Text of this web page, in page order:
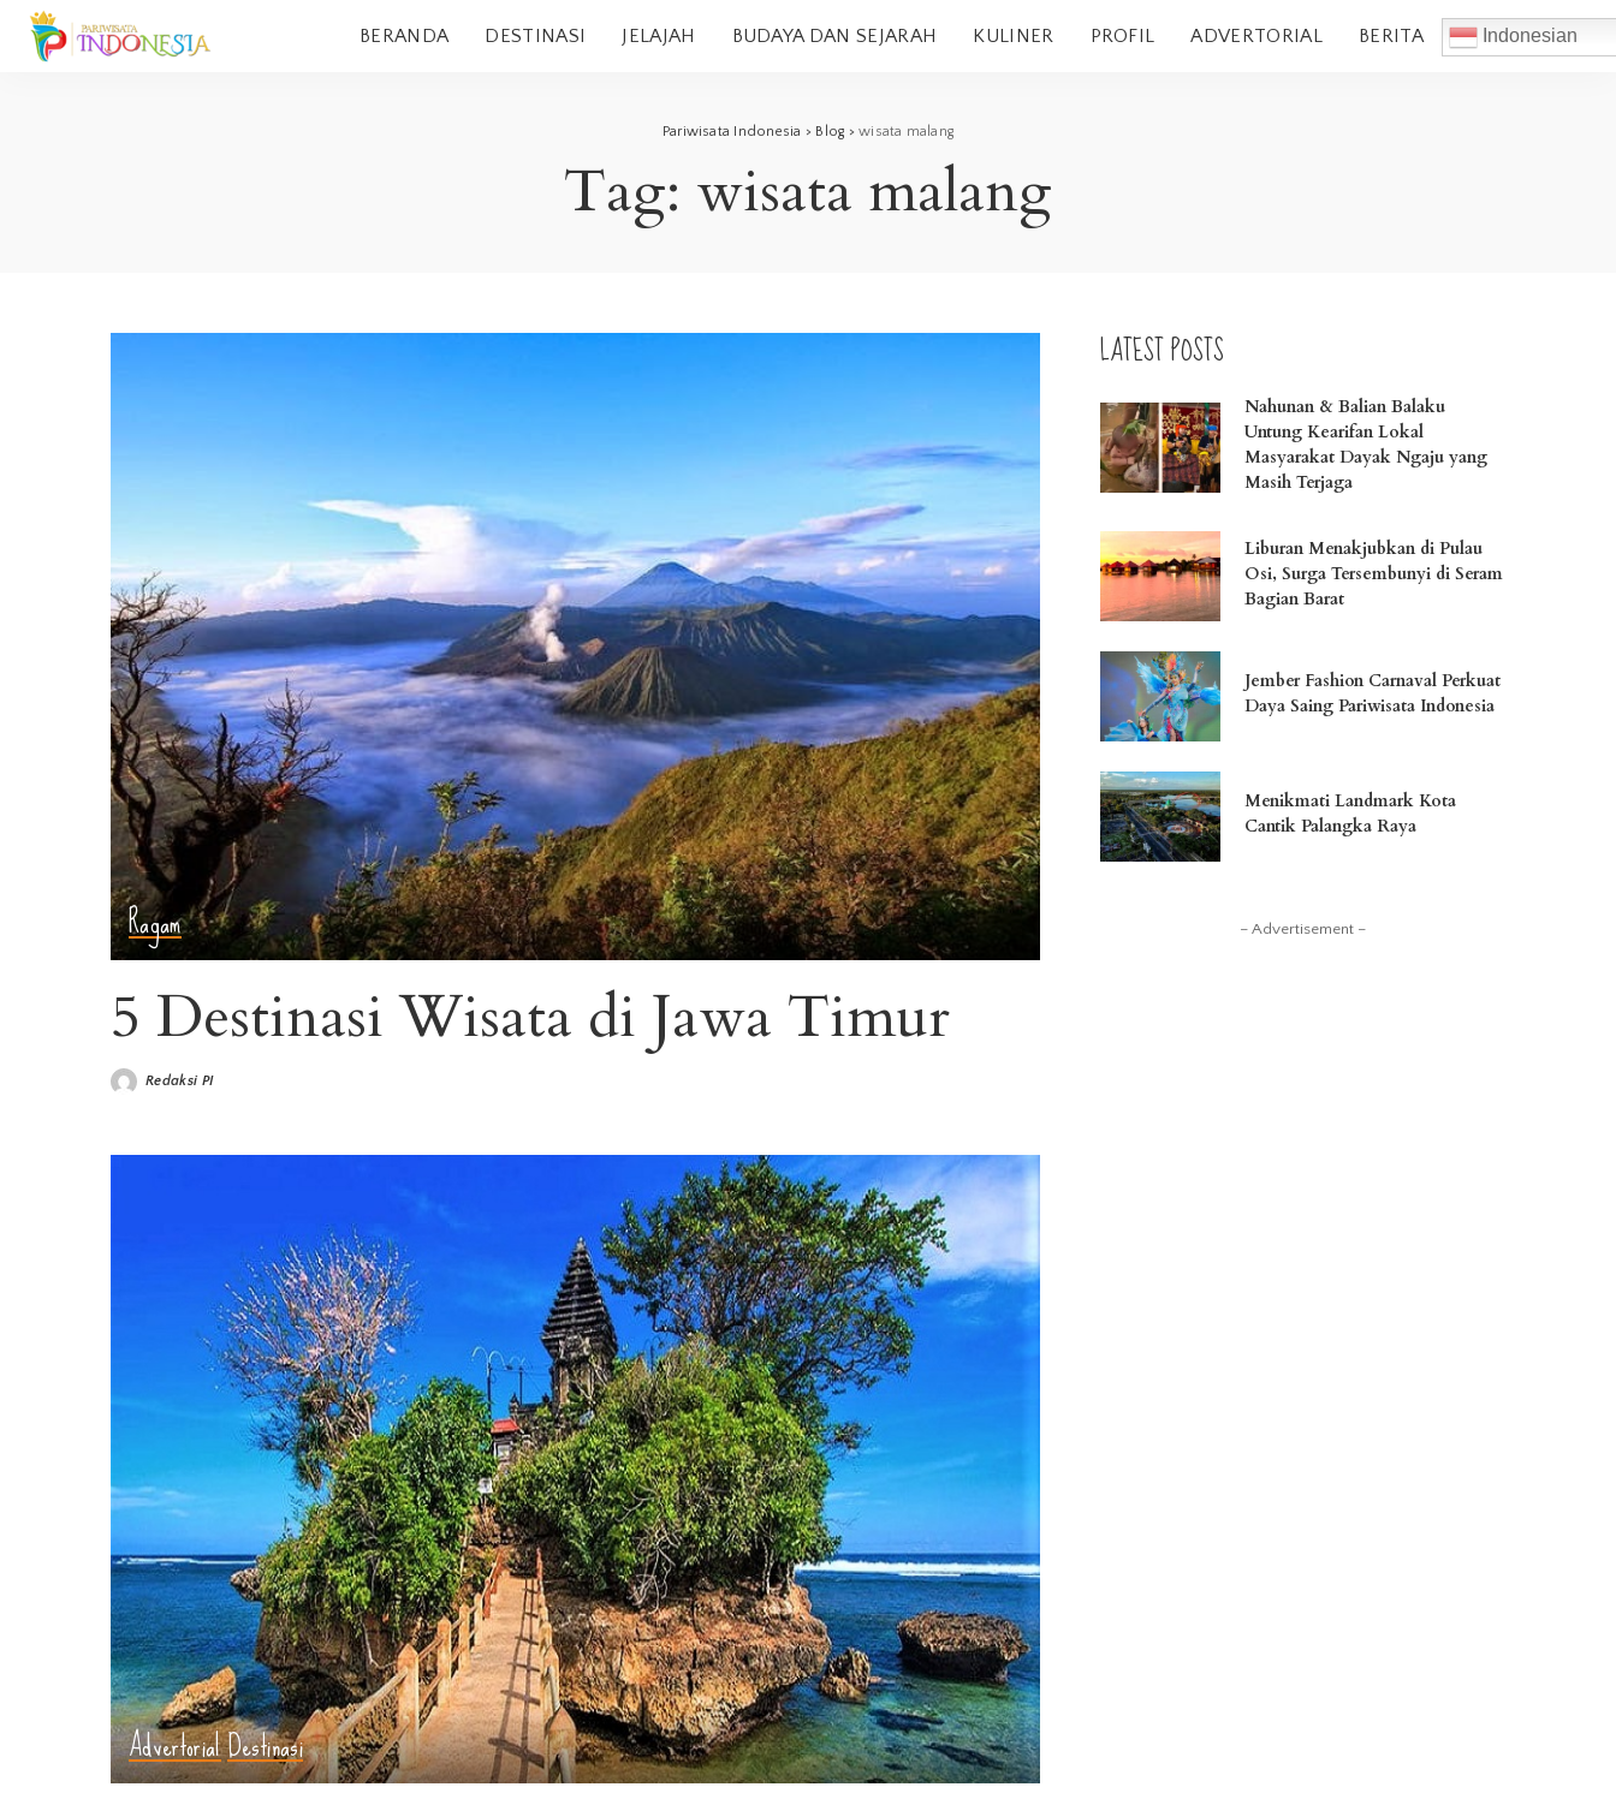
BERANDA DESTINASI JELAJAH BUDAYA DAN SEJARAH KULINER PROFIL ADVERTORIAL BERITA Indonesian
Pariwisata Indonesia > Blog >wisata malang
Tag: wisata malang
Ragam
5 Destinasi Wisata di Jawa Timur
Redaksi PI
AdvertorialDestinasi
LATEST POSTS
Nahunan & Balian Balaku
Untung Kearifan Lokal
Masyarakat Dayak Ngaju yang
Masih Terjaga
Liburan Menakjubkan di Pulau
Osi, Surga Tersembunyi di Seram
Bagian Barat
Jember Fashion Carnaval Perkuat
Daya Saing Pariwisata Indonesia
Menikmati Landmark Kota
Cantik Palangka Raya
– Advertisement –